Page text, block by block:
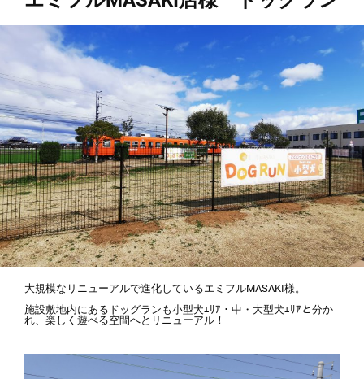
大規模なリニューアルで進化しているエミフルMASAKI様。
施設敷地内にあるドッグランも小型犬ｴﾘｱ・中・大型犬ｴﾘｱと分か
れ、楽しく遊べる空間へとリニューアル！